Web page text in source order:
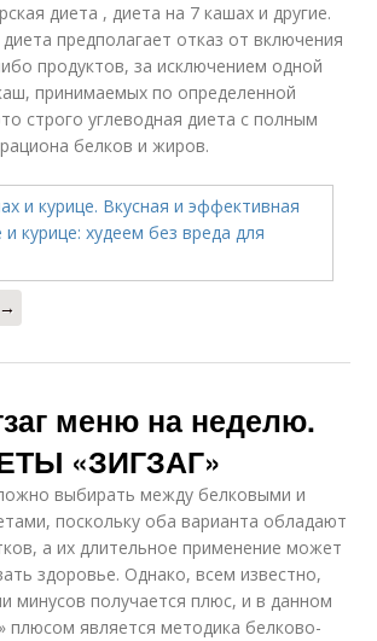
диета , диета на 7 кашах и другие.
предполагает отказ от включения
продуктов, за исключением одной
принимаемых по определенной
строго углеводная диета с полным
белков и жиров.
меню на неделю.
«ЗИГЗАГ»
выбирать между белковыми и
поскольку оба варианта обладают
а их длительное применение может
здоровье. Однако, всем известно,
минусов получается плюс, и в данном
плюсом является методика белково-